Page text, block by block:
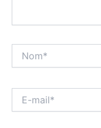
mail*